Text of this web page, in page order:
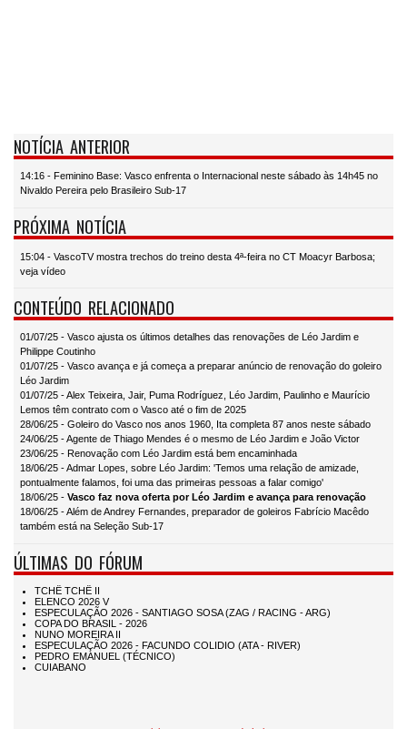
NOTÍCIA ANTERIOR
14:16 - Feminino Base: Vasco enfrenta o Internacional neste sábado às 14h45 no
Nivaldo Pereira pelo Brasileiro Sub-17
PRÓXIMA NOTÍCIA
15:04 - VascoTV mostra trechos do treino desta 4ª-feira no CT Moacyr Barbosa;
veja vídeo
CONTEÚDO RELACIONADO
01/07/25 - Vasco ajusta os últimos detalhes das renovações de Léo Jardim e
Philippe Coutinho
01/07/25 - Vasco avança e já começa a preparar anúncio de renovação do goleiro
Léo Jardim
01/07/25 - Alex Teixeira, Jair, Puma Rodríguez, Léo Jardim, Paulinho e Maurício
Lemos têm contrato com o Vasco até o fim de 2025
28/06/25 - Goleiro do Vasco nos anos 1960, Ita completa 87 anos neste sábado
24/06/25 - Agente de Thiago Mendes é o mesmo de Léo Jardim e João Victor
23/06/25 - Renovação com Léo Jardim está bem encaminhada
18/06/25 - Admar Lopes, sobre Léo Jardim: 'Temos uma relação de amizade,
pontualmente falamos, foi uma das primeiras pessoas a falar comigo'
18/06/25 - Vasco faz nova oferta por Léo Jardim e avança para renovação
18/06/25 - Além de Andrey Fernandes, preparador de goleiros Fabrício Macêdo
também está na Seleção Sub-17
ÚLTIMAS DO FÓRUM